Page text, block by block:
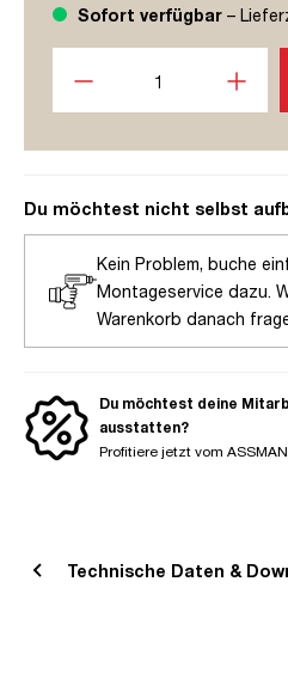
Sofort verfügbar –
Du möchtest nicht selbst
Kein Problem, buche
Montageservice dazu.
Warenkorb danach
Du möchtest deine
ausstatten?
Profitiere jetzt vom
Technische Daten &